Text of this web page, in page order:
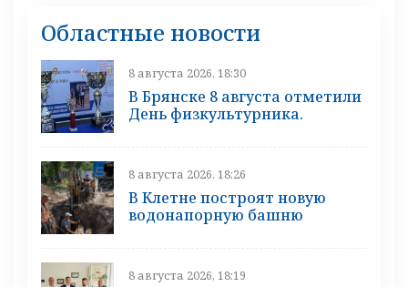
Областные новости
8 августа 2026, 18:30
В Брянске 8 августа отметили
День физкультурника.
8 августа 2026, 18:26
В Клетне построят новую
водонапорную башню
8 августа 2026, 18:19